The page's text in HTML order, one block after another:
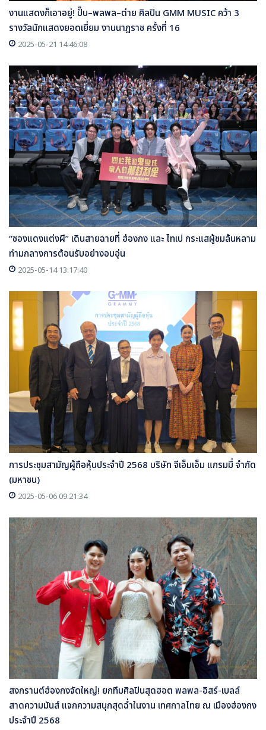
งานแสดงก็เอาอยู่! ปั๊บ–พลพล–ต่าย ศิลปิน GMM MUSIC คว้า 3
รางวัลนักแสดงยอดเยี่ยม งานนาฏราช ครั้งที่ 16
2025-05-21 14:46:08
“ซองแดงแต่งผี” เดินสายฉายที่ ฮ่องกง และ ไทเป กระแสผู้ชมล้นหลาม
ท่ามกลางการต้อนรับอย่างอบอุ่น
2025-05-14 13:17:40
การประชุมสามัญผู้ถือหุ้นประจำปี 2568 บริษัท จีเอ็มเอ็ม แกรมมี่ จำกัด
(มหาชน)
2025-05-06 09:21:34
สงกรานต์ฮ่องกงจัดใหญ่! ยกทีมศิลปินสุดฮอต พลพล-อิสร์-เบลล์
สาดความมันส์ แจกความสนุกสุดฉ่ำในงาน เทศกาลไทย ณ เมืองฮ่องกง
ประจำปี 2568